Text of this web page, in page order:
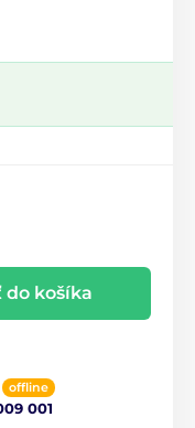
do košíka
offline
001